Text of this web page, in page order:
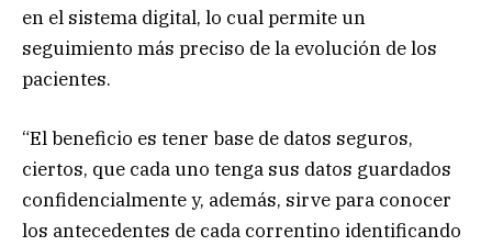
en el sistema digital, lo cual permite un
seguimiento más preciso de la evolución de los
pacientes.
“El beneficio es tener base de datos seguros,
ciertos, que cada uno tenga sus datos guardados
confidencialmente y, además, sirve para conocer
los antecedentes de cada correntino identificando